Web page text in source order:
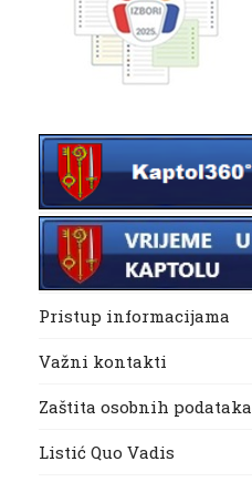
Pristup informacijama
Važni kontakti
Zaštita osobnih podataka
Listić Quo Vadis